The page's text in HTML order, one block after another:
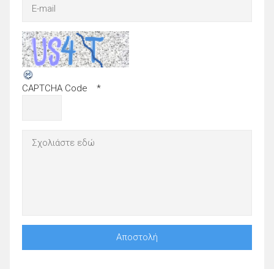
CAPTCHA Code *